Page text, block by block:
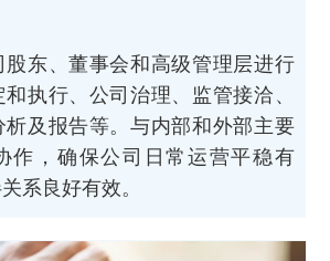
东、董事会和高级管理层进行
执行、公司治理、监管接洽、
及报告等。与内部和外部主要
作，确保公司日常运营平稳有
系良好有效。